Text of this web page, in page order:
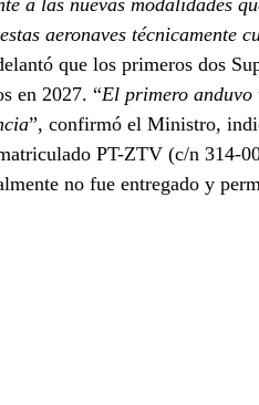
a las nuevas modalidades
aeronaves técnicamente
que los primeros dos
en 2027. “El primero anduvo
”, confirmó el Ministro,
PT-ZTV (c/n 314-
no fue entregado y